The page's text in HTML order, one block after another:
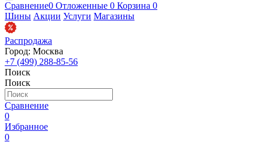
Сравнение0 Отложенные 0 Корзина 0
Шины Акции Услуги Магазины
Распродажа
Город: Москва
+7 (499) 288-85-56
Поиск
Поиск
Сравнение
0
Избранное
0